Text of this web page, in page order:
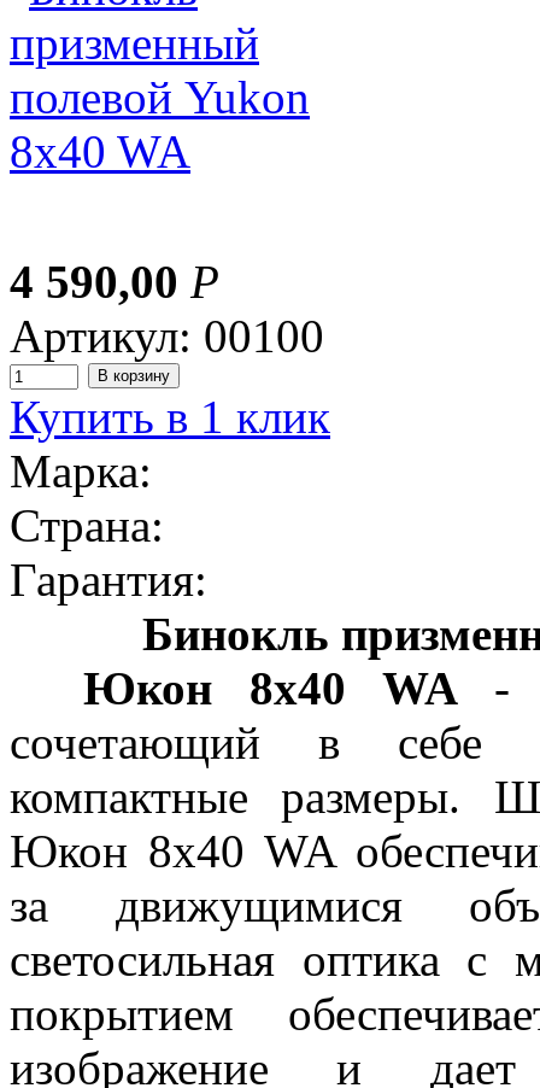
4 590,00 Р
Артикул: 00100
Купить в 1 клик
Марка:
Страна:
Гарантия:
Бинокль
Юкон 8x40 WA-
сочетающий в себе
компактные размеры.
Юкон 8х40 WA
за движущимися
светосильная оптика с
покрытием
изображение и дает